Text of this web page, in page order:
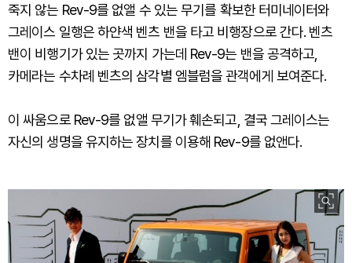
죽지 않는 Rev-9를 없앨 수 있는 무기를 확보한 터미네이터와
그레이스 일행은 하얀색 벤츠 밴을 타고 비행장으로 간다. 벤츠
밴이 비행기가 있는 곳까지 가는데 Rev-9는 밴을 공격하고,
카메라는 수차례 벤츠의 삼각별 엠블럼을 관객에게 보여준다.
이 싸움으로 Rev-9를 없앨 무기가 훼손되고, 결국 그레이스는
자신의 생명을 유지하는 장치를 이용해 Rev-9를 없앤다.